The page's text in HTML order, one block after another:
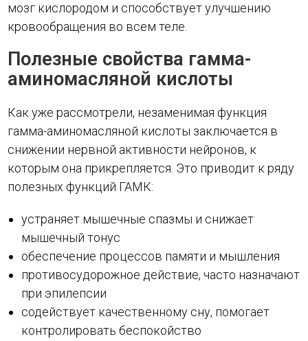
мозг кислородом и способствует улучшению
кровообращения во всем теле.
Полезные свойства гамма-
аминомасляной кислоты
Как уже рассмотрели, незаменимая функция
гамма-аминомасляной кислоты заключается в
снижении нервной активности нейронов, к
которым она прикрепляется. Это приводит к ряду
полезных функций ГАМК:
устраняет мышечные спазмы и снижает
мышечный тонус
обеспечение процессов памяти и мышления
противосудорожное действие, часто назначают
при эпилепсии
содействует качественному сну, помогает
контролировать беспокойство